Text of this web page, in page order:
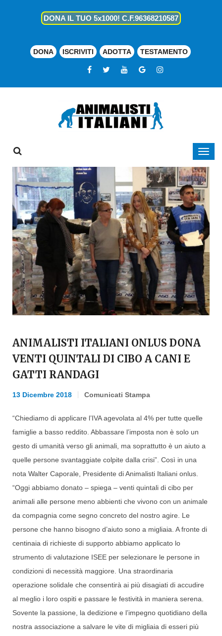
DONA IL TUO 5x1000! C.F.96368210587
DONA ISCRIVITI ADOTTA TESTAMENTO
ANIMALISTI ITALIANI ONLUS DONA
VENTI QUINTALI DI CIBO A CANI E
GATTI RANDAGI
13 Dicembre 2018 Comunicati Stampa
“Chiediamo di applicare l’IVA agevolata al 4% per tutte quelle
famiglie a basso reddito. Abbassare l’imposta non è solo un
gesto di umanità verso gli animali, ma soprattutto è un aiuto a
quelle persone svantaggiate colpite dalla crisi”. Così in una
nota Walter Caporale, Presidente di Animalisti Italiani onlus.
“Oggi abbiamo donato – spiega – venti quintali di cibo per
animali alle persone meno abbienti che vivono con un animale
da compagnia come segno concreto del nostro agire. Le
persone che hanno bisogno d’aiuto sono a migliaia. A fronte di
centinaia di richieste di supporto abbiamo applicato lo
strumento di valutazione ISEE per selezionare le persone in
condizioni di necessità maggiore. Una straordinaria
operazione solidale che consentirà ai più disagiati di accudire
al meglio i loro ospiti e passare le festività in maniera serena.
Sovente la passione, la dedizione e l’impegno quotidiano della
nostra associazione a salvare le vite di migliaia di esseri più